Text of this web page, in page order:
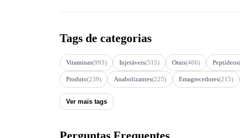
Tags de categorias
Vitaminas(993) Injetáveis(515) Orais(466) Peptídeos
Produto(239) Anabolizantes(225) Emagrecedores(215)
Ver mais tags